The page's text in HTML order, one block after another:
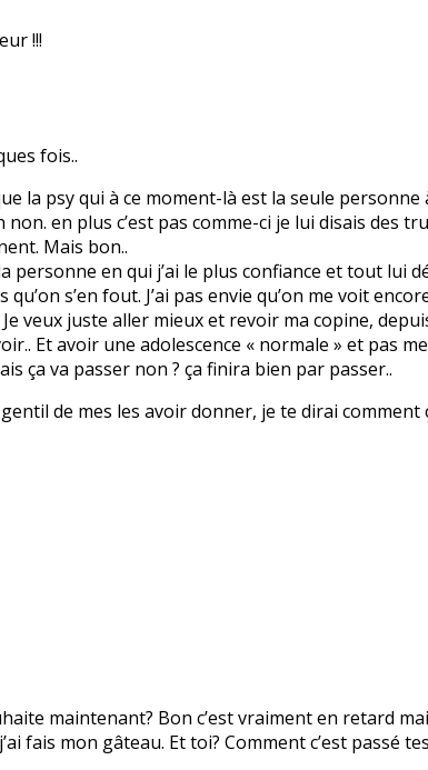
!!!
fois..
la psy qui à ce moment-là est la seule
en plus c’est pas comme-ci je lui disais des
Mais bon..
en qui j’ai le plus confiance et tout lui
s’en fout. J’ai pas envie qu’on me voit
veux juste aller mieux et revoir ma copine,
Et avoir une adolescence « normale » et pas
ça va passer non ? ça finira bien par passer..
de mes les avoir donner, je te dirai comment
maintenant? Bon c’est vraiment en retard
fais mon gâteau. Et toi? Comment c’est passé